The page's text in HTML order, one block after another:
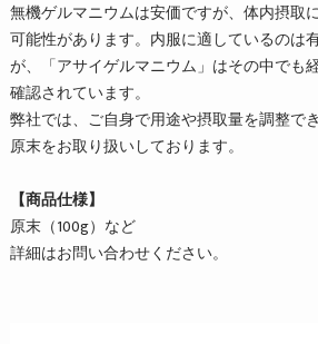
無機ゲルマニウムは安価ですが、体内摂取
可能性があります。内服に適しているのは
が、「アサイゲルマニウム」はその中でも
確認されています。
弊社では、ご自身で用途や摂取量を調整で
原末をお取り扱いしております。
【商品仕様】
原末（100g）など
詳細はお問い合わせください。